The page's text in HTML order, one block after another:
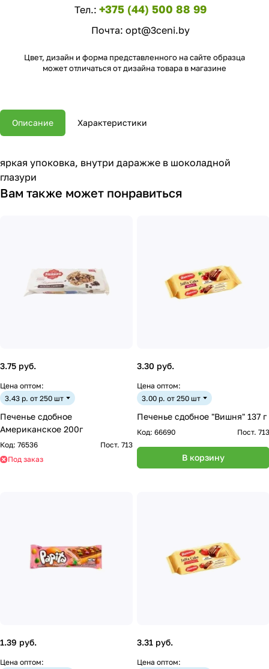
Тел.: +375 (44) 500 88 99
Почта: opt@3ceni.by
Цвет, дизайн и форма представленного на сайте образца
может отличаться от дизайна товара в магазине
Описание Характеристики
яркая упоковка, внутри даражже в шоколадной
глазури
Вам также может понравиться
3.75 руб.
Цена оптом:
3.43 р. от 250 шт
Печенье сдобное
Американское 200г
Код: 76536
Пост. 713
Под заказ
3.30 руб.
Цена оптом:
3.00 р. от 250 шт
Печенье сдобное "Вишня" 137 г
Код: 66690 Пост. 713
В корзину
1.39 руб.
Цена оптом:
3.31 руб.
Цена оптом: